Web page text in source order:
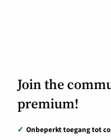
Join the
premium!
✓ Onbeperkt toegang tot